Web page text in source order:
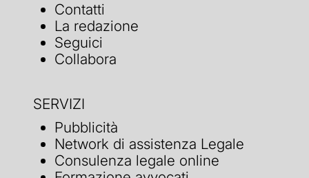
Contatti
La redazione
Seguici
Collabora
SERVIZI
Pubblicità
Network di assistenza Legale
Consulenza legale online